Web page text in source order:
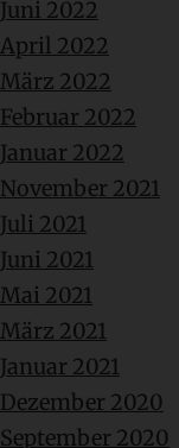
Juni 2022
April 2022
März 2022
Februar 2022
Januar 2022
November 2021
Juli 2021
Juni 2021
Mai 2021
März 2021
Januar 2021
Dezember 2020
September 2020